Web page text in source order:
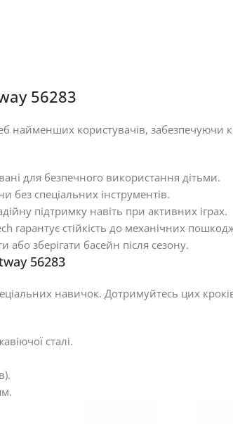
56283
користувачів, забезпечуючи
для безпечного використання дітьми.
без спеціальних інструментів.
підтримку навіть при активних іграх.
гарантує стійкість до механічних
або зберігати басейн після сезону.
56283
навичок. Дотримуйтесь цих
сталі.